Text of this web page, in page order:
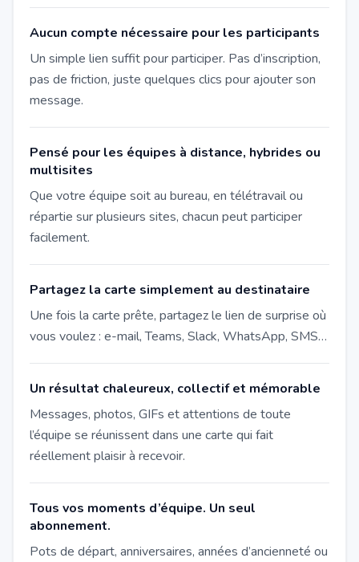
Aucun compte nécessaire pour les participants
Un simple lien suffit pour participer. Pas d’inscription,
pas de friction, juste quelques clics pour ajouter son
message.
Pensé pour les équipes à distance, hybrides ou
multisites
Que votre équipe soit au bureau, en télétravail ou
répartie sur plusieurs sites, chacun peut participer
facilement.
Partagez la carte simplement au destinataire
Une fois la carte prête, partagez le lien de surprise où
vous voulez : e-mail, Teams, Slack, WhatsApp, SMS…
Un résultat chaleureux, collectif et mémorable
Messages, photos, GIFs et attentions de toute
l’équipe se réunissent dans une carte qui fait
réellement plaisir à recevoir.
Tous vos moments d’équipe. Un seul
abonnement.
Pots de départ, anniversaires, années d’ancienneté ou